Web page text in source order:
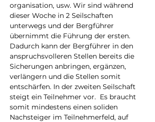
organisation, usw. Wir sind während
dieser Woche in 2 Seilschaften
unterwegs und der Bergführer
übernimmt die Führung der ersten.
Dadurch kann der Bergführer in den
anspruchsvolleren Stellen bereits die
Sicherungen anbringen, ergänzen,
verlängern und die Stellen somit
entschärfen. In der zweiten Seilschaft
steigt ein Teilnehmer vor.  Es braucht
somit mindestens einen soliden
Nachsteiger im Teilnehmerfeld, auf